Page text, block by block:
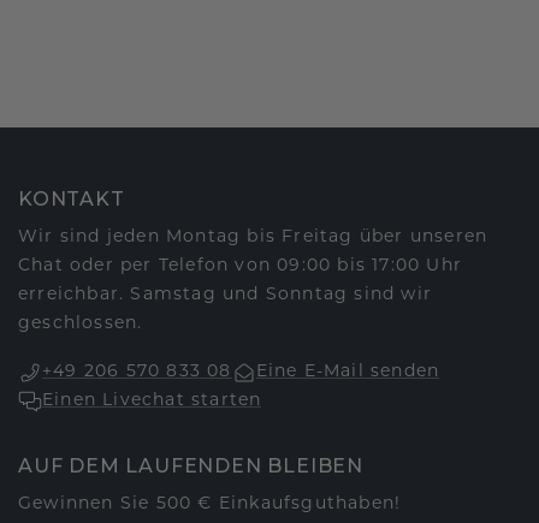
KONTAKT
Wir sind jeden Montag bis Freitag über unseren
Chat oder per Telefon von 09:00 bis 17:00 Uhr
erreichbar. Samstag und Sonntag sind wir
geschlossen.
+49 206 570 833 08
Eine E-Mail senden
Einen Livechat starten
AUF DEM LAUFENDEN BLEIBEN
Gewinnen Sie 500 € Einkaufsguthaben!